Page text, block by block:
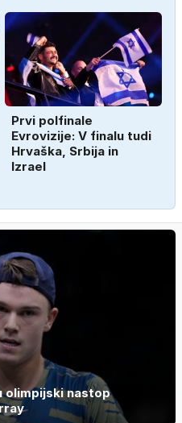
Prvi polfinale
Evrovizije: V finalu tudi
Hrvaška, Srbija in
Izrael
olimpijski nastop